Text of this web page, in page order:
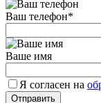
Ваш телефон*
Ваше имя
Я согласен на